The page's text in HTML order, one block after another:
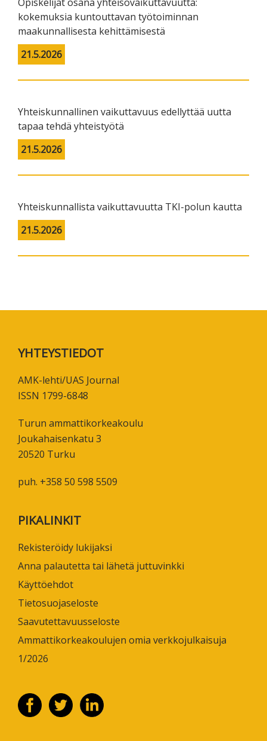
kokemuksia kuntouttavan työtoiminnan
maakunnallisesta kehittämisestä
21.5.2026
Yhteiskunnallinen vaikuttavuus edellyttää uutta
tapaa tehdä yhteistyötä
21.5.2026
Yhteiskunnallista vaikuttavuutta TKI-polun kautta
21.5.2026
Footer
YHTEYSTIEDOT
AMK-lehti/UAS Journal
ISSN 1799-6848
Turun ammattikorkeakoulu
Joukahaisenkatu 3
20520 Turku
puh. +358 50 598 5509
PIKALINKIT
Rekisteröidy lukijaksi
Anna palautetta tai lähetä juttuvinkki
Käyttöehdot
Tietosuojaseloste
Saavutettavuusseloste
Ammattikorkeakoulujen omia verkkojulkaisuja
1/2026